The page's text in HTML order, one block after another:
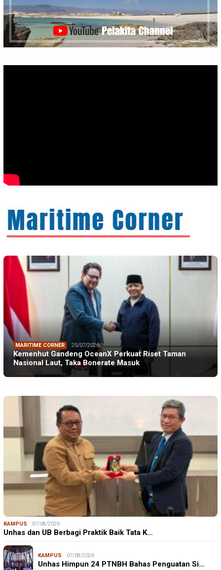
MARITIME CORNER 25/07/2026
Kemenhut Gandeng OceanX Perkuat Riset Taman
Nasional Laut, Taka Bonerate Masuk
KAMPUS 07/08/2026
Unhas dan UB Berbagi Praktik Baik Tata K…
KAMPUS 07/08/2026
Unhas Himpun 24 PTNBH Bahas Penguatan Si…